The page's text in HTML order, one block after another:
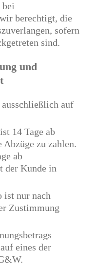
bei
berechtigt, die
sofern
sind.
und
auf
14 Tage ab
Abzüge zu zahlen.
ab
der Kunde in
ist nur nach
Zustimmung
eines der